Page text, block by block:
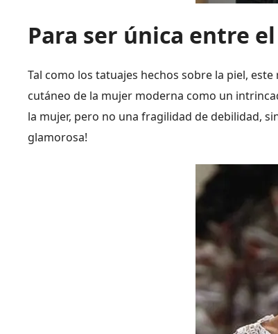
Para ser única entre
Tal como los tatuajes hechos sobre la piel,
cutáneo de la mujer moderna como un
la mujer, pero no una fragilidad de debilidad,
glamorosa!